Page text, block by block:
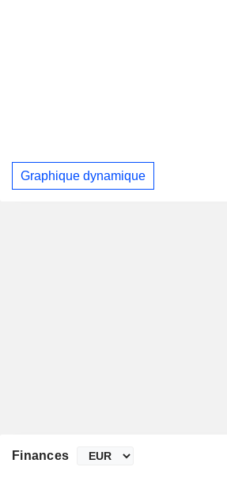
Graphique dynamique
Finances